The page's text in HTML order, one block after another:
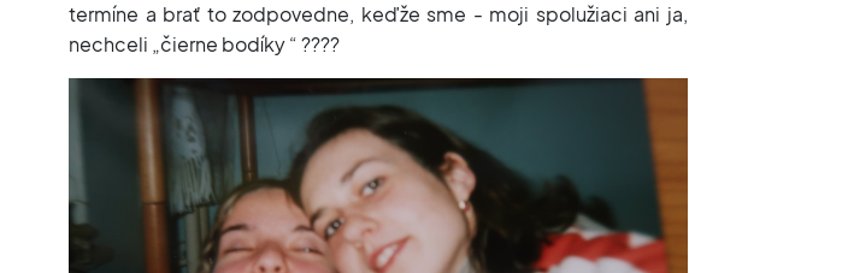
termíne a brať to zodpovedne, keďže sme - moji spolužiaci ani ja,
nechceli „čierne bodíky “ ????